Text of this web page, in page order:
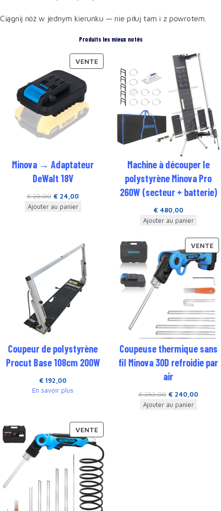
Ciągnij nóż w jednym kierunku — nie piłuj tam i z powrotem.
Produits les mieux notés
VENTE
Minova → Adaptateur
DeWalt 18V
€29,00 €24,00
Ajouter au panier
Machine à découper le
polystyrène Minova Pro
260W (secteur + batterie)
€480,00
Ajouter au panier
Coupeur de polystyrène
Procut Base 108cm 200W
€ 192,00
En savoir plus
VENTE
Coupeuse thermique sans
fil Minova 30D refroidie par
air
€252,00 €240,00
Ajouter au panier
VENTE